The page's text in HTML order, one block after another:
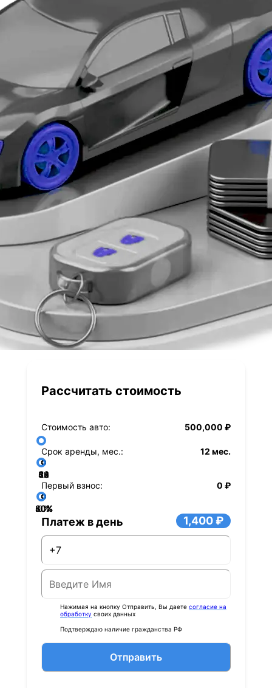
Рассчитать стоимость
Стоимость авто: 500,000 ₽
Срок аренды, мес.: 12 мес.
12
24
36
48
60
72
84
Первый взнос:
0 ₽
0%
20%
40%
60%
80%
Платеж в день 1,400 ₽
Нажимая на кнопку Отправить, Вы даете согласие на
обработку своих данных
Подтверждаю наличие гражданства РФ
Отправить